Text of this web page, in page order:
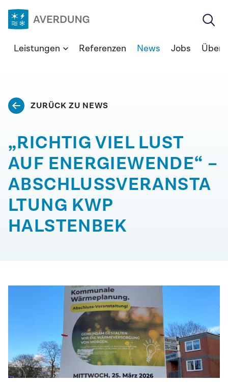
Zum
Inhalt
Ingenieure
GmbH
Leistungen Referenzen News Jobs Über
ZURÜCK ZU NEWS
„RICHTIG VIEL LUST
AUF ENERGIEWENDE“ –
ABSCHLUSSVERANSTA
LTUNG KWP
HALSTENBEK